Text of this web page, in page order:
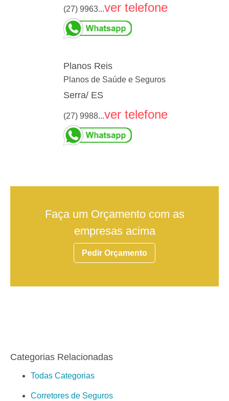
(27) 9963...ver telefone
Planos Reis
Planos de Saúde e Seguros
Serra/ ES
(27) 9988...ver telefone
Faça um Orçamento com as
empresas acima
Pedir Orçamento
Categorias Relacionadas
Todas Categorias
Corretores de Seguros